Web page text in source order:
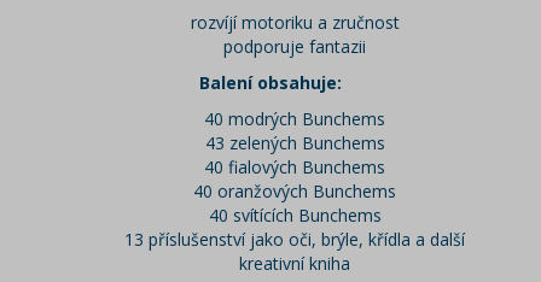
rozvíjí motoriku a zručnost
podporuje fantazii
Balení obsahuje:
40 modrých Bunchems
43 zelených Bunchems
40 fialových Bunchems
40 oranžových Bunchems
40 svítících Bunchems
13 příslušenství jako oči, brýle, křídla a další
kreativní kniha